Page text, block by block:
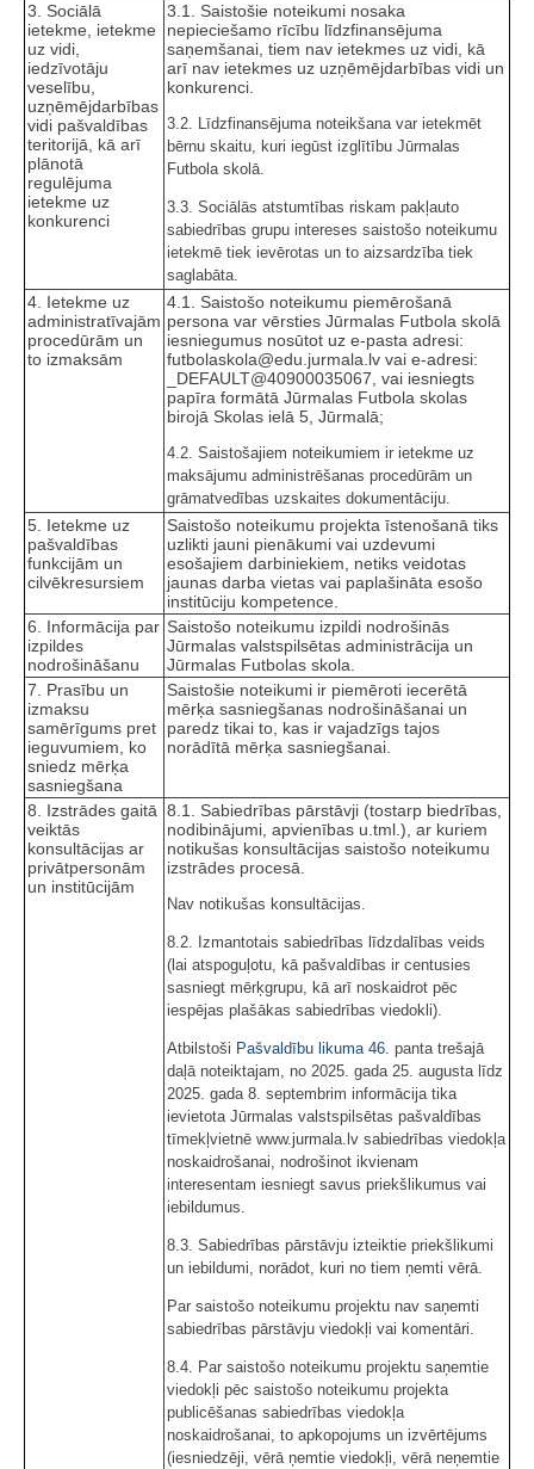
3. Sociālā
ietekme, ietekme
uz vidi,
iedzīvotāju
veselību,
uzņēmējdarbības
vidi pašvaldības
teritorijā, kā arī
plānotā
regulējuma
ietekme uz
konkurenci
3.1. Saistošie noteikumi nosaka
nepieciešamo rīcību līdzfinansējuma
saņemšanai, tiem nav ietekmes uz vidi, kā
arī nav ietekmes uz uzņēmējdarbības vidi un
konkurenci.
3.2. Līdzfinansējuma noteikšana var ietekmēt
bērnu skaitu, kuri iegūst izglītību Jūrmalas
Futbola skolā.
3.3. Sociālās atstumtības riskam pakļauto
sabiedrības grupu intereses saistošo noteikumu
ietekmē tiek ievērotas un to aizsardzība tiek
saglabāta.
4. Ietekme uz
administratīvajām
procedūrām un
to izmaksām
4.1. Saistošo noteikumu piemērošanā
persona var vērsties Jūrmalas Futbola skolā
iesniegumus nosūtot uz e-pasta adresi:
futbolaskola@edu.jurmala.lv vai e-adresi:
_DEFAULT@40900035067, vai iesniegts
papīra formātā Jūrmalas Futbola skolas
birojā Skolas ielā 5, Jūrmalā;
4.2. Saistošajiem noteikumiem ir ietekme uz
maksājumu administrēšanas procedūrām un
grāmatvedības uzskaites dokumentāciju.
5. Ietekme uz
pašvaldības
funkcijām un
cilvēkresursiem
Saistošo noteikumu projekta īstenošanā tiks
uzlikti jauni pienākumi vai uzdevumi
esošajiem darbiniekiem, netiks veidotas
jaunas darba vietas vai paplašināta esošo
institūciju kompetence.
6. Informācija par
izpildes
nodrošināšanu
Saistošo noteikumu izpildi nodrošinās
Jūrmalas valstspilsētas administrācija un
Jūrmalas Futbolas skola.
7. Prasību un
izmaksu
samērīgums pret
ieguvumiem, ko
sniedz mērķa
sasniegšana
Saistošie noteikumi ir piemēroti iecerētā
mērķa sasniegšanas nodrošināšanai un
paredz tikai to, kas ir vajadzīgs tajos
norādītā mērķa sasniegšanai.
8. Izstrādes gaitā
veiktās
konsultācijas ar
privātpersonām
un institūcijām
8.1. Sabiedrības pārstāvji (tostarp biedrības,
nodibinājumi, apvienības u.tml.), ar kuriem
notikušas konsultācijas saistošo noteikumu
izstrādes procesā.
Nav notikušas konsultācijas.
8.2. Izmantotais sabiedrības līdzdalības veids
(lai atspoguļotu, kā pašvaldības ir centusies
sasniegt mērķgrupu, kā arī noskaidrot pēc
iespējas plašākas sabiedrības viedokli).
Atbilstoši Pašvaldību likuma 46. panta trešajā
daļā noteiktajam, no 2025. gada 25. augusta līdz
2025. gada 8. septembrim informācija tika
ievietota Jūrmalas valstspilsētas pašvaldības
tīmekļvietnē www.jurmala.lv sabiedrības viedokļa
noskaidrošanai, nodrošinot ikvienam
interesentam iesniegt savus priekšlikumus vai
iebildumus.
8.3. Sabiedrības pārstāvju izteiktie priekšlikumi
un iebildumi, norādot, kuri no tiem ņemti vērā.
Par saistošo noteikumu projektu nav saņemti
sabiedrības pārstāvju viedokļi vai komentāri.
8.4. Par saistošo noteikumu projektu saņemtie
viedokļi pēc saistošo noteikumu projekta
publicēšanas sabiedrības viedokļa
noskaidrošanai, to apkopojums un izvērtējums
(iesniedzēji, vērā ņemtie viedokļi, vērā neņemtie